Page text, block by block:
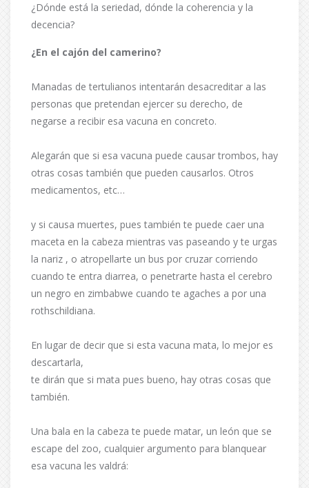
¿Dónde está la seriedad, dónde la coherencia y la
decencia?
¿En el cajón del camerino?
Manadas de tertulianos intentarán desacreditar a las
personas que pretendan ejercer su derecho, de
negarse a recibir esa vacuna en concreto.
Alegarán que si esa vacuna puede causar trombos, hay
otras cosas también que pueden causarlos. Otros
medicamentos, etc…
y si causa muertes, pues también te puede caer una
maceta en la cabeza mientras vas paseando y te urgas
la nariz , o atropellarte un bus por cruzar corriendo
cuando te entra diarrea, o penetrarte hasta el cerebro
un negro en zimbabwe cuando te agaches a por una
rothschildiana.
En lugar de decir que si esta vacuna mata, lo mejor es
descartarla,
te dirán que si mata pues bueno, hay otras cosas que
también.
Una bala en la cabeza te puede matar, un león que se
escape del zoo, cualquier argumento para blanquear
esa vacuna les valdrá: